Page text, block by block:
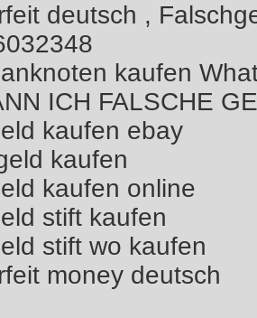
deutsch ,
kaufen
ICH FALSCHE
kaufen ebay
kaufen
kaufen online
stift kaufen
stift wo kaufen
money deutsch